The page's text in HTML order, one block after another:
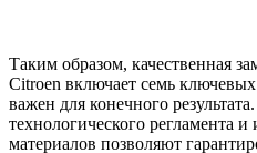
Таким образом, качественная
Citroen включает семь
важен для конечного
технологического регламента
материалов позволяют